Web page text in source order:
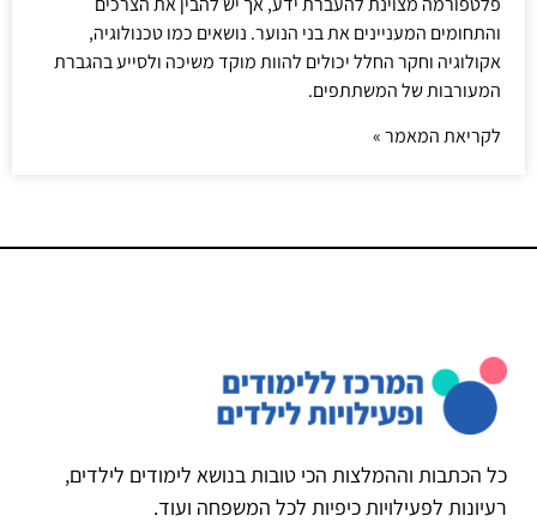
והתחומים המעניינים את בני הנוער. נושאים כמו טכנולוגיה,
אקולוגיה וחקר החלל יכולים להוות מוקד משיכה ולסייע בהגברת
המעורבות של המשתתפים.
לקריאת המאמר »
כל הכתבות וההמלצות הכי טובות בנושא לימודים לילדים,
רעיונות לפעילויות כיפיות לכל המשפחה ועוד.